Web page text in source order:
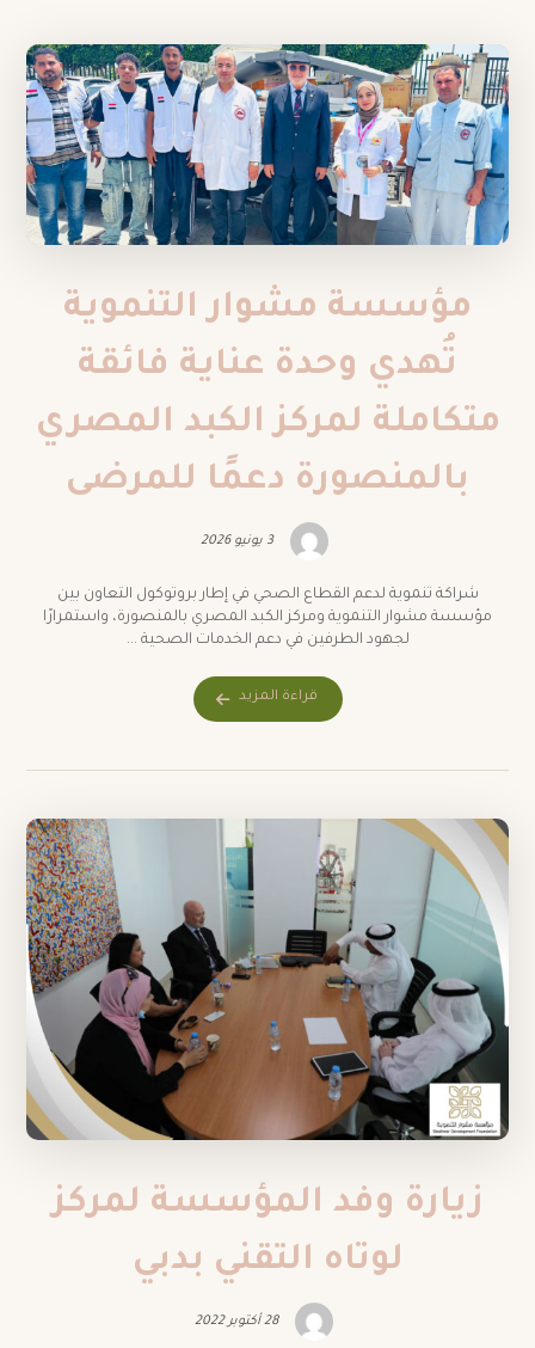
مؤسسة مشوار التنموية
تُهدي وحدة عناية فائقة
متكاملة لمركز الكبد المصري
بالمنصورة دعمًا للمرضى
3 يونيو 2026
شراكة تنموية لدعم القطاع الصحي في إطار بروتوكول التعاون بين
مؤسسة مشوار التنموية ومركز الكبد المصري بالمنصورة، واستمرارًا
لجهود الطرفين في دعم الخدمات الصحية ...
قراءة المزيد
زيارة وفد المؤسسة لمركز
لوتاه التقني بدبي
28 أكتوبر 2022